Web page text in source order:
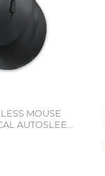
MOUSE
AUTOSLEEP